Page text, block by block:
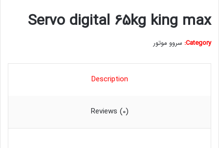
Servo digital 65kg king max
Category: سروو موتور
Description
Reviews (0)